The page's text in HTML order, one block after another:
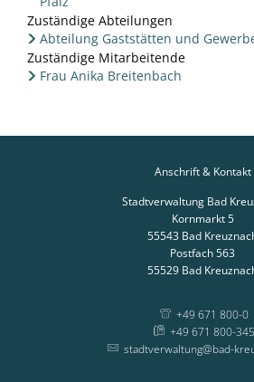
Zuständige Abteilungen
Abteilung Gaststätten und
Zuständige Mitarbeitende
Frau Anika Breitenbach
Anschrift & Kontakt
Stadtverwaltung Bad
Kornmarkt 5
55543 Bad
Postfach 563
55529 Bad
+49 671 800-0
+49 671 800-345
stadtverwaltung@bad-